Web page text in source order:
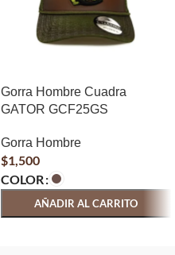
Gorra Hombre Cuadra
GATOR GCF25GS
Gorra Hombre
$1,500
COLOR
AÑADIR AL CARRITO